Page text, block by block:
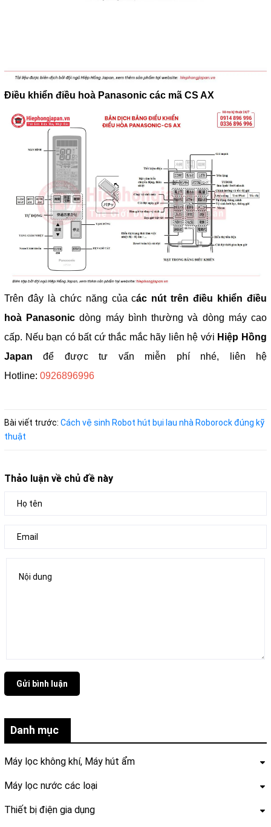
Danh mục
Máy lọc không khí, Máy hút ẩm
Máy lọc nước các loại
Thiết bị điện gia dụng
Điều khiển điều hoà Panasonic các mã CS AX
Trên đây là chức năng của các nút trên điều khiển điều
hoà Panasonic dòng máy bình thường và dòng máy cao
cấp. Nếu bạn có bất cứ thắc mắc hãy liên hệ với Hiệp Hồng
Japan để được tư vấn miễn phí nhé, liên hệ
Hotline: 0926896996
Bài viết trước: Cách vệ sinh Robot hút bụi lau nhà Roborock đúng kỹ
thuật
Thảo luận về chủ đề này
Gửi bình luận